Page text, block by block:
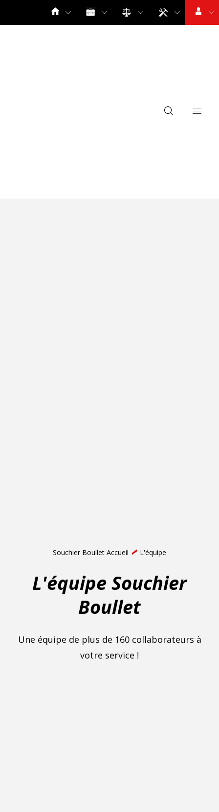
Souchier Boullet Accueil L'équipe
L'équipe Souchier
Boullet
Une équipe de plus de 160 collaborateurs à
votre service !